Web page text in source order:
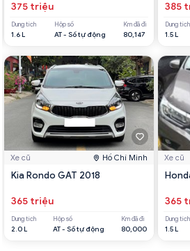
375 triệu
Dung tích
1.6 L
Hộp số
AT - Số tự động
Km đã đi
80,147
Xe cũ Hồ Chí Minh
Kia Rondo GAT 2018
365 triệu
Dung tích
2.0 L
Hộp số
AT - Số tự động
Km đã đi
80,000
385
Dung tích
1.5 L
Xe cũ
365
Dung tích
1.5 L